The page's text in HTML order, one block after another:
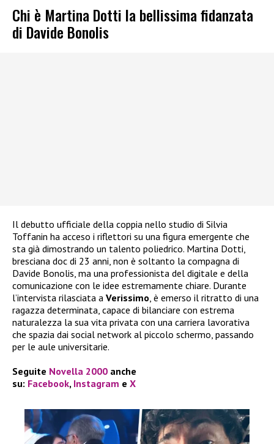
Chi è Martina Dotti la bellissima fidanzata
di Davide Bonolis
Il debutto ufficiale della coppia nello studio di Silvia
Toffanin ha acceso i riflettori su una figura emergente che
sta già dimostrando un talento poliedrico. Martina Dotti,
bresciana doc di 23 anni, non è soltanto la compagna di
Davide Bonolis, ma una professionista del digitale e della
comunicazione con le idee estremamente chiare. Durante
l’intervista rilasciata a Verissimo , è emerso il ritratto di una
ragazza determinata, capace di bilanciare con estrema
naturalezza la sua vita privata con una carriera lavorativa
che spazia dai social network al piccolo schermo, passando
per le aule universitarie.
Seguite Novella 2000 anche
su: Facebook, Instagram e X